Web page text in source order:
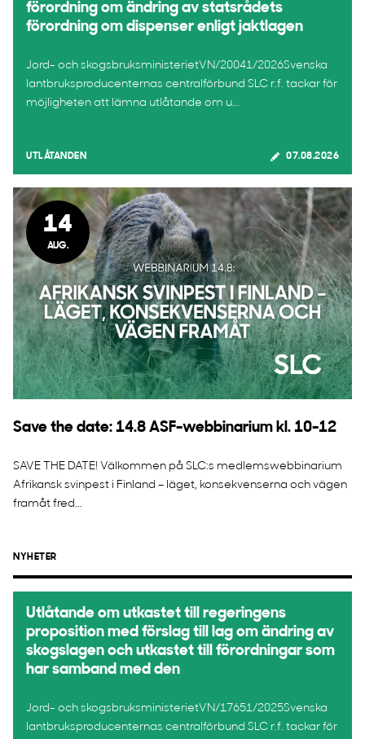
förordning om ändring av statsrådets
förordning om dispenser enligt jaktlagen
Jord- och skogsbruksministerietVN/20041/2026Svenska
lantbruksproducenternas centralförbund SLC r.f. tackar för
möjligheten att lämna utlåtande om u...
UTLÅTANDEN 07.08.2026
14
AUG.
Save the date: 14.8 ASF-webbinarium kl. 10-12
SAVE THE DATE! Välkommen på SLC:s medlemswebbinarium
Afrikansk svinpest i Finland – läget, konsekvenserna och vägen
framåt fred...
NYHETER
Utlåtande om utkastet till regeringens
proposition med förslag till lag om ändring av
skogslagen och utkastet till förordningar som
har samband med den
Jord- och skogsbruksministerietVN/17651/2025Svenska
lantbruksproducenternas centralförbund SLC r.f. tackar för